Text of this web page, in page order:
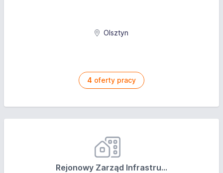
Olsztyn
4 oferty pracy
Rejonowy Zarząd Infrastru...